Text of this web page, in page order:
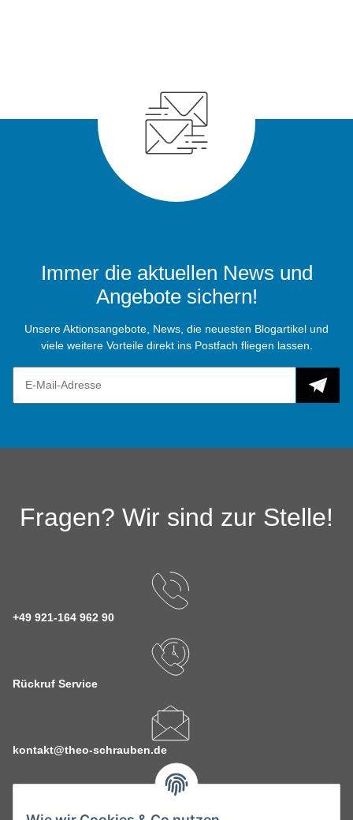
Immer die aktuellen News und
Angebote sichern!
Unsere Aktionsangebote, News, die neuesten Blogartikel und
viele weitere Vorteile direkt ins Postfach fliegen lassen.
Fragen? Wir sind zur Stelle!
+49 921-164 962 90
Rückruf Service
kontakt@theo-schrauben.de